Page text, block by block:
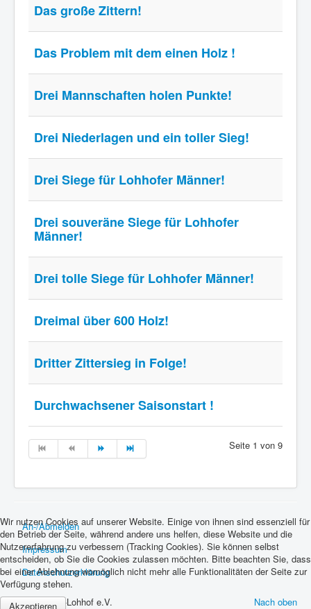
Das große Zittern!
Das Problem mit dem einen Holz !
Drei Mannschaften holen Punkte!
Drei Niederlagen und ein toller Sieg!
Drei Siege für Lohhofer Männer!
Drei souveräne Siege für Lohhofer
Männer!
Drei tolle Siege für Lohhofer Männer!
Dreimal über 600 Holz!
Dritter Zittersieg in Folge!
Durchwachsener Saisonstart !
Seite 1 von 9
An-/Abmelden
Impressum
Datenschutzerklärung
Nach oben
© 2026 SKC-Lohhof e.V.
Wir nutzen Cookies auf unserer Website. Einige von ihnen sind essenziell für
den Betrieb der Seite, während andere uns helfen, diese Website und die
Nutzererfahrung zu verbessern (Tracking Cookies). Sie können selbst
entscheiden, ob Sie die Cookies zulassen möchten. Bitte beachten Sie, dass
bei einer Ablehnung womöglich nicht mehr alle Funktionalitäten der Seite zur
Verfügung stehen.
Akzeptieren